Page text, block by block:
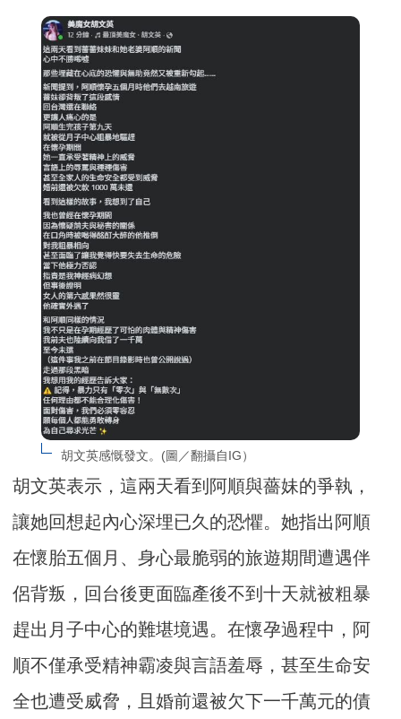
胡文英感慨發文。(圖／翻攝自IG）
胡文英表示，這兩天看到阿順與薔妹的爭執，
讓她回想起內心深埋已久的恐懼。她指出阿順
在懷胎五個月、身心最脆弱的旅遊期間遭遇伴
侶背叛，回台後更面臨產後不到十天就被粗暴
趕出月子中心的難堪境遇。在懷孕過程中，阿
順不僅承受精神霸凌與言語羞辱，甚至生命安
全也遭受威脅，且婚前還被欠下一千萬元的債